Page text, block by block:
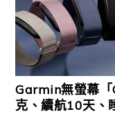
Garmin無螢幕
克、續航10天、